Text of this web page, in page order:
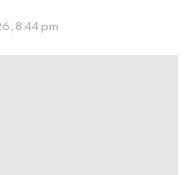
8:44 pm